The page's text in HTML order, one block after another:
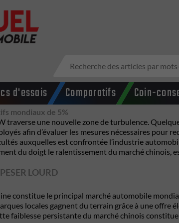
d'essais Comparatifs Coin-
mondiaux de 5%
traverse une nouvelle zone de turbulence.
afin d’évaluer les mesures nécessaires pour
auxquelles est confrontée l’industrie
du doigt le ralentissement du marché chinois,
LOURD
constitue le principal marché automobile
locales gagnent du terrain grâce à une
faiblesse persistante du marché chinois